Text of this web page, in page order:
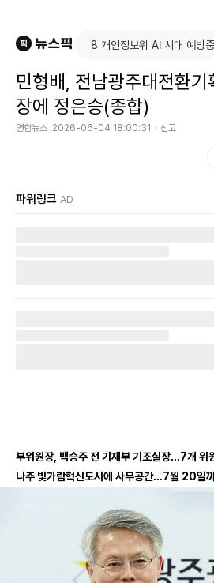
민형배, 전남광주대전환
장에 정은승(종합)
연합뉴스 2026-06-04 18:00:31 신고
파워링크 AD
부위원장, 백승주 전 기재부 기조실장…7개 위
나주 빛가람혁신도시에 사무공간…7월 20일